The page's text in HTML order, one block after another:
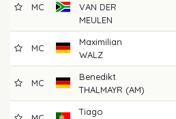
MC
VAN DER
MEULEN
MC
Maximilian
WALZ
MC
Benedikt
THALMAYR (AM)
Tiago